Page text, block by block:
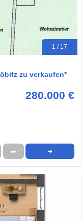
1 / 17
zu verkaufen*
280.000 €
➦ ➜